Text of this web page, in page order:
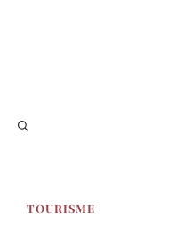
TOURISME